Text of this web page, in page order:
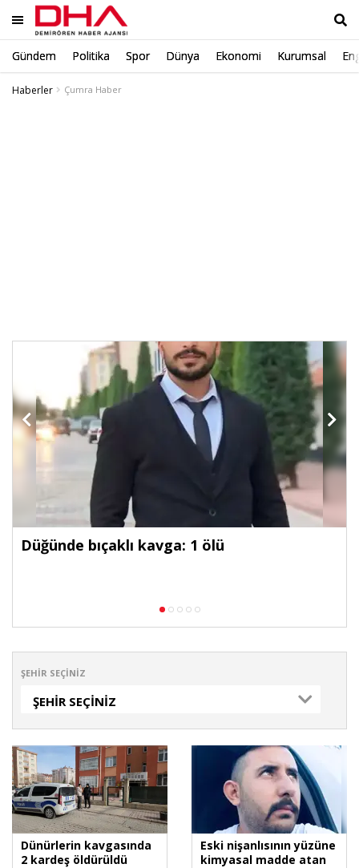
Gündem Politika Spor Dünya Ekonomi Kurumsal
Haberler
Çumra Haber
Düğünde bıçaklı kavga: 1 ölü
ŞEHIR SEÇINIZ
ŞEHIR SEÇINIZ
Dünürlerin kavgasında
2 kardeş öldürüldü
Eski nişanlısının yüzüne
kimyasal madde atan